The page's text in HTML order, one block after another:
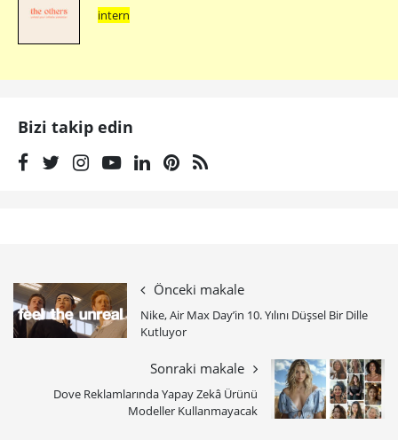
intern
Bizi takip edin
Önceki makale
Nike, Air Max Day’in 10. Yılını Düşsel Bir Dille
Kutluyor
Sonraki makale
Dove Reklamlarında Yapay Zekâ Ürünü
Modeller Kullanmayacak